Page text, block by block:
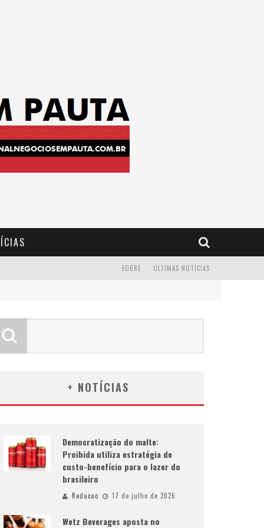
ÚLTIMAS NOTÍCIAS
SOBRE
+ NOTÍCIAS
Democratização do malte:
Proibida utiliza estratégia de
custo-benefício para o lazer do
brasileiro
Redacao 17 de julho de 2026
Wetz Beverages aposta no